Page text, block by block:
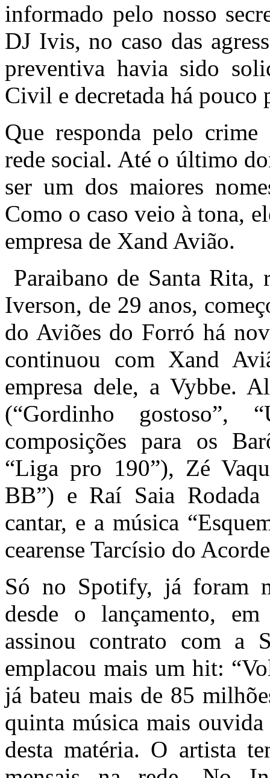
informado pelo nosso
DJ Ivis, no caso das
preventiva havia sido
Civil e decretada há pouco
Que responda pelo
rede social. Até o último
ser um dos maiores
Como o caso veio à tona,
empresa de Xand Avião.
Paraibano de Santa Rita,
Iverson, de 29 anos,
do Aviões do Forró há
continuou com Xand
empresa dele, a Vybbe.
(“Gordinho gostoso”,
composições para os
“Liga pro 190”), Zé
BB”) e Raí Saia
cantar, e a música
cearense Tarcísio do
Só no Spotify, já foram
desde o lançamento,
assinou contrato com a
emplacou mais um hit:
já bateu mais de 85
quinta música mais
desta matéria. O artista